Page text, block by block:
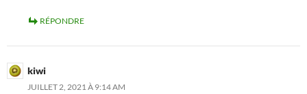
RÉPONDRE
kiwi
JUILLET 2, 2021 À 9:14 AM